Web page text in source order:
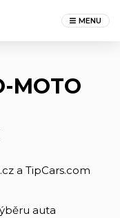
MENU
MOTO
a TipCars.com
auta